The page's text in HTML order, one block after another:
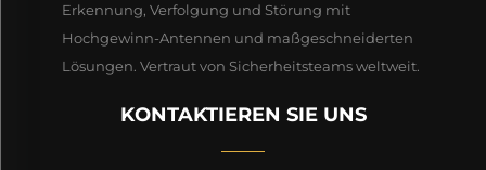
Erkennung, Verfolgung und Störung mit
Hochgewinn-Antennen und maßgeschneiderten
Lösungen. Vertraut von Sicherheitsteams weltweit.
KONTAKTIEREN SIE UNS